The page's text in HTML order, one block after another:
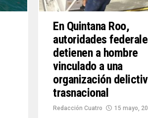
En Quintana Roo,
autoridades
detienen a hombre
vinculado a una
organización
trasnacional
Redacción Cuatro 15 mayo,